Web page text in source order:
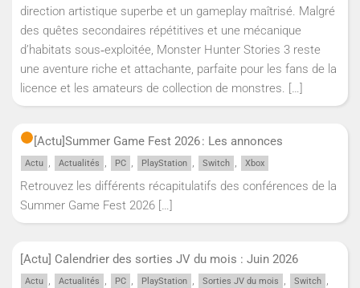
direction artistique superbe et un gameplay maîtrisé. Malgré
des quêtes secondaires répétitives et une mécanique
d’habitats sous‑exploitée, Monster Hunter Stories 3 reste
une aventure riche et attachante, parfaite pour les fans de la
licence et les amateurs de collection de monstres. […]
[Actu]Summer Game Fest 2026 : Les annonces
Actu , Actualités , PC , PlayStation , Switch , Xbox
Retrouvez les différents récapitulatifs des conférences de la
Summer Game Fest 2026 […]
[Actu] Calendrier des sorties JV du mois : Juin 2026
Actu , Actualités , PC , PlayStation , Sorties JV du mois , Switch ,